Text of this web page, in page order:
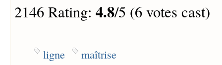
2146 Rating: 4.8/5 (6 votes cast)
ligne maîtrise